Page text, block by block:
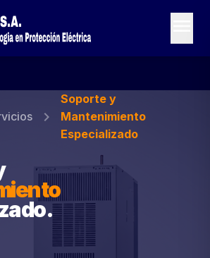
chevron_right
Soporte y
Mantenimiento
Especializado